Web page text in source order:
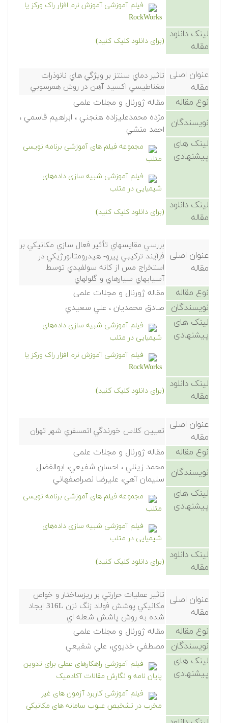
فیلم آموزشی آموزش نرم افزار راک ورکز یا
RockWorks
لینک دانلود
مقاله
(برای دانلود کلیک کنید)
عنوان اصلی
مقاله
تاثير دماي سنتز بر ويژگي هاي نانوذرات
مغناطيسي اكسيد آهن در روش همرسوبي
نوع مقاله مقاله ژورنال و مجلات علمی
نویسندگان
مژده محمدعليزاده هنجني ، ابراهيم قاسمي ،
احمد منشي
لینک های
پیشنهادی
مجموعه فیلم های آموزشی برنامه نویسی
متلب
فیلم آموزشی شبیه سازی داده‌های
شیمیایی در متلب
لینک دانلود
مقاله
(برای دانلود کلیک کنید)
عنوان اصلی
مقاله
بررسي مقايسهاي تأثير فعال سازي مكانيكي بر
فرآيند تركيبي پيرو- هيدرومتالورژيكي در
استخراج مس از كانه سولفيدي توسط
آسيابهاي سيارهاي و گلولهاي
نوع مقاله مقاله ژورنال و مجلات علمی
نویسندگان صادق محمديان ، علي سعيدي
لینک های
پیشنهادی
فیلم آموزشی شبیه سازی داده‌های
شیمیایی در متلب
فیلم آموزشی آموزش نرم افزار راک ورکز یا
RockWorks
لینک دانلود
مقاله
(برای دانلود کلیک کنید)
عنوان اصلی
مقاله
تعيين كلاس خورندگي اتمسفري شهر تهران
نوع مقاله مقاله ژورنال و مجلات علمی
نویسندگان
محمد زينلي ، احسان شفيعي، ابوالفضل
سليمان آهي، عليرضا نصراصفهاني
لینک های
پیشنهادی
مجموعه فیلم های آموزشی برنامه نویسی
متلب
فیلم آموزشی شبیه سازی داده‌های
شیمیایی در متلب
لینک دانلود
مقاله
(برای دانلود کلیک کنید)
عنوان اصلی
مقاله
تاثير عمليات حرارتي بر ريزساختار و خواص
مكانيكي پوشش فولاد زنگ نزن 316L ايجاد
شده به روش پاشش شعله اي
نوع مقاله مقاله ژورنال و مجلات علمی
نویسندگان مصطفي خديوي، علي شفيعي
لینک های
پیشنهادی
فیلم آموزشی راهکارهای عملی برای تدوین
پایان نامه و نگارش مقالات آکادمیک
فیلم آموزشی کاربرد آزمون های غیر
مخرب در تشخیص عیوب سامانه های مکانیکی